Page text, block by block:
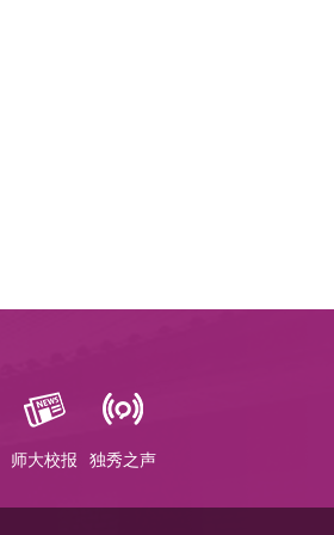
师大校报 独秀之声